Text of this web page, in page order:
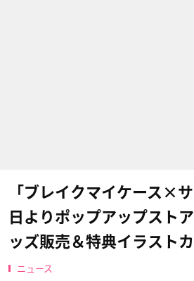
「ブレイクマイケース×
日よりポップアップスト
ッズ販売＆特典イラスト
ニュース